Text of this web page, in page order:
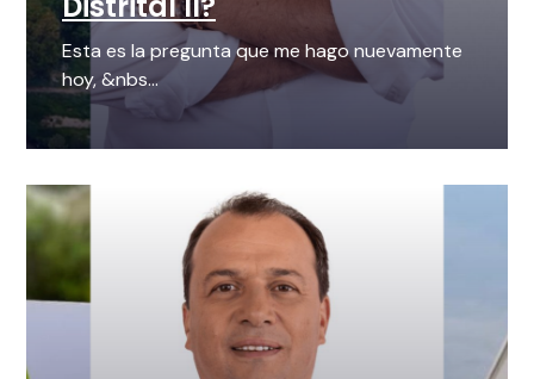
Esta es la pregunta que me hago nuevamente
hoy, &nbs...